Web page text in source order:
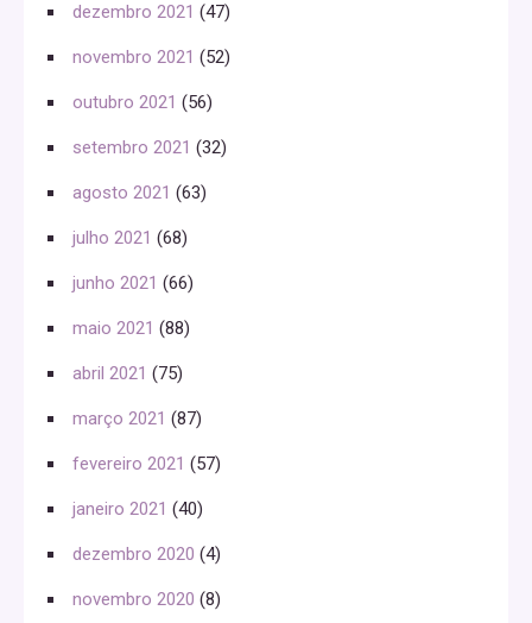
dezembro 2021 (47)
novembro 2021 (52)
outubro 2021 (56)
setembro 2021 (32)
agosto 2021 (63)
julho 2021 (68)
junho 2021 (66)
maio 2021 (88)
abril 2021 (75)
março 2021 (87)
fevereiro 2021 (57)
janeiro 2021 (40)
dezembro 2020 (4)
novembro 2020 (8)